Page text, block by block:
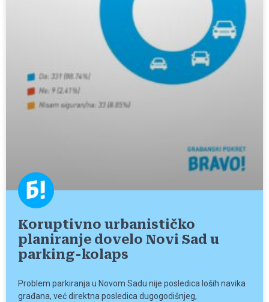
Koruptivno urbanističko
planiranje dovelo Novi Sad u
parking-kolaps
Problem parkiranja u Novom Sadu nije posledica loših navika
građana, već direktna posledica dugogodišnjeg,